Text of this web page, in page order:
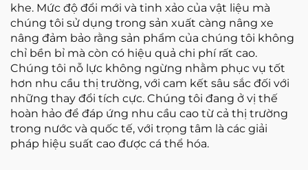
khe. Mức độ đổi mới và tinh xảo của vật liệu mà
chúng tôi sử dụng trong sản xuất càng nâng xe
nâng đảm bảo rằng sản phẩm của chúng tôi không
chỉ bền bỉ mà còn có hiệu quả chi phí rất cao.
Chúng tôi nỗ lực không ngừng nhằm phục vụ tốt
hơn nhu cầu thị trường, với cam kết sâu sắc đối với
những thay đổi tích cực. Chúng tôi đang ở vị thế
hoàn hảo để đáp ứng nhu cầu cao từ cả thị trường
trong nước và quốc tế, với trọng tâm là các giải
pháp hiệu suất cao được cá thể hóa.